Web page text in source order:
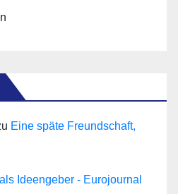
Eine späte Freundschaft,
Ideengeber - Eurojournal